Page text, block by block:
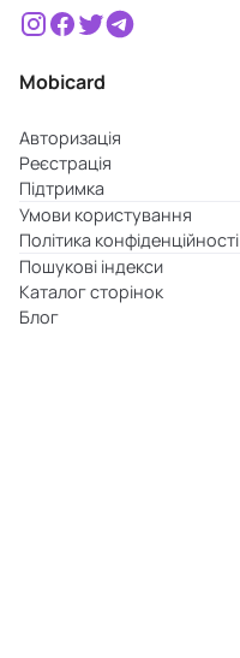
Mobicard
Авторизація
Реєстрація
Підтримка
Умови користування
Політика конфіденційності
Пошукові індекси
Каталог сторінок
Блог